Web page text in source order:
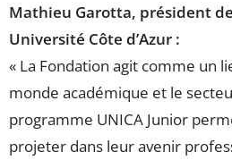
Mathieu Garotta, président
Université Côte d’Azur :
« La Fondation agit comme un
monde académique et le
programme UNICA Junior
projeter dans leur avenir